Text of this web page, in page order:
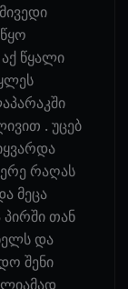
წყალი
. უცებ
რაღას
მეცა
თან
და
შენი